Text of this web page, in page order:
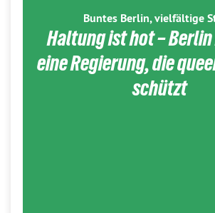
Buntes Berlin, vielfältige
Haltung ist hot –
eine Regierung, die
schützt